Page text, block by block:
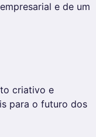
e de um
criativo e
para o futuro dos